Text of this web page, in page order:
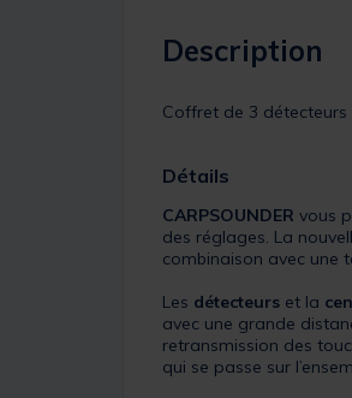
Description
Coffret de 3
Détails
CARPSOUNDER vous
des réglages. La
combinaison avec une
Les détecteurs et la
avec une grande
retransmission des
qui se passe sur